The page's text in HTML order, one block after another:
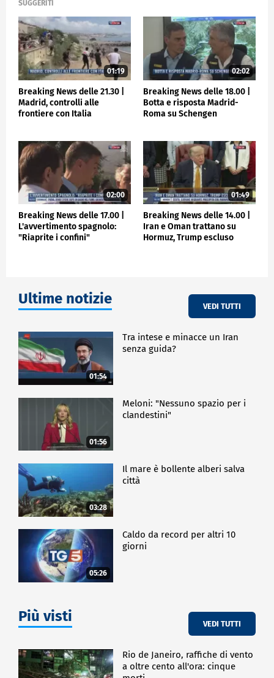
MEDIASET
SUGGERITI
01:19
Breaking News delle 21.30 |
Madrid, controlli alle
frontiere con Italia
02:02
Breaking News delle 18.00 |
Botta e risposta Madrid-
Roma su Schengen
02:00
Breaking News delle 17.00 |
L'avvertimento spagnolo:
"Riaprite i confini"
01:49
Breaking News delle 14.00 |
Iran e Oman trattano su
Hormuz, Trump escluso
Ultime notizie VEDI TUTTI
01:54
Tra intese e minacce un Iran
senza guida?
01:56
Meloni: "Nessuno spazio per i
clandestini"
03:28
Il mare è bollente alberi salva
città
05:26
Caldo da record per altri 10
giorni
Più visti VEDI TUTTI
Rio de Janeiro, raffiche di vento
a oltre cento all'ora: cinque